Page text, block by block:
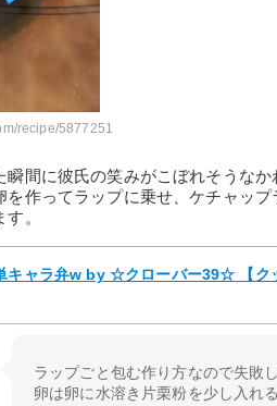
recipe/5877251
瞬間に彼氏の笑みがこぼれそうな
を作ってラップに乗せ、ケチャッ
。
ャラ弁w by ☆クローバー39☆ 【ク
ラップごと包む作り方なので失敗
卵は卵に水溶き片栗粉を少し入れ